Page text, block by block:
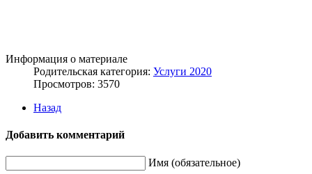
Информация о материале
Родительская категория: Услуги 2020
Просмотров: 3570
Назад
Добавить комментарий
Имя (обязательное)